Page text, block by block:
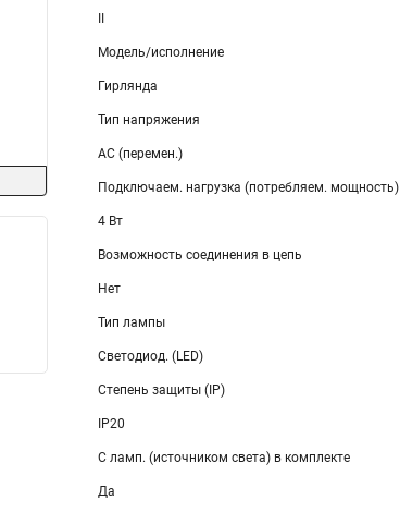
Модель/исполнение
Гирлянда
Тип напряжения
AC (перемен.)
Подключаем. нагрузка (потребляем. мощность)
4 Вт
Возможность соединения в цепь
Нет
Тип лампы
Светодиод. (LED)
Степень защиты (IP)
IP20
С ламп. (источником света) в комплекте
Да